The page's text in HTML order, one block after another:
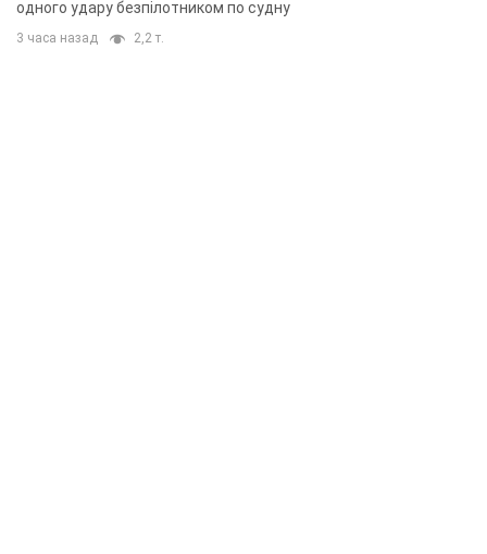
одного удару безпілотником по судну
3 часа назад 2,2 т.